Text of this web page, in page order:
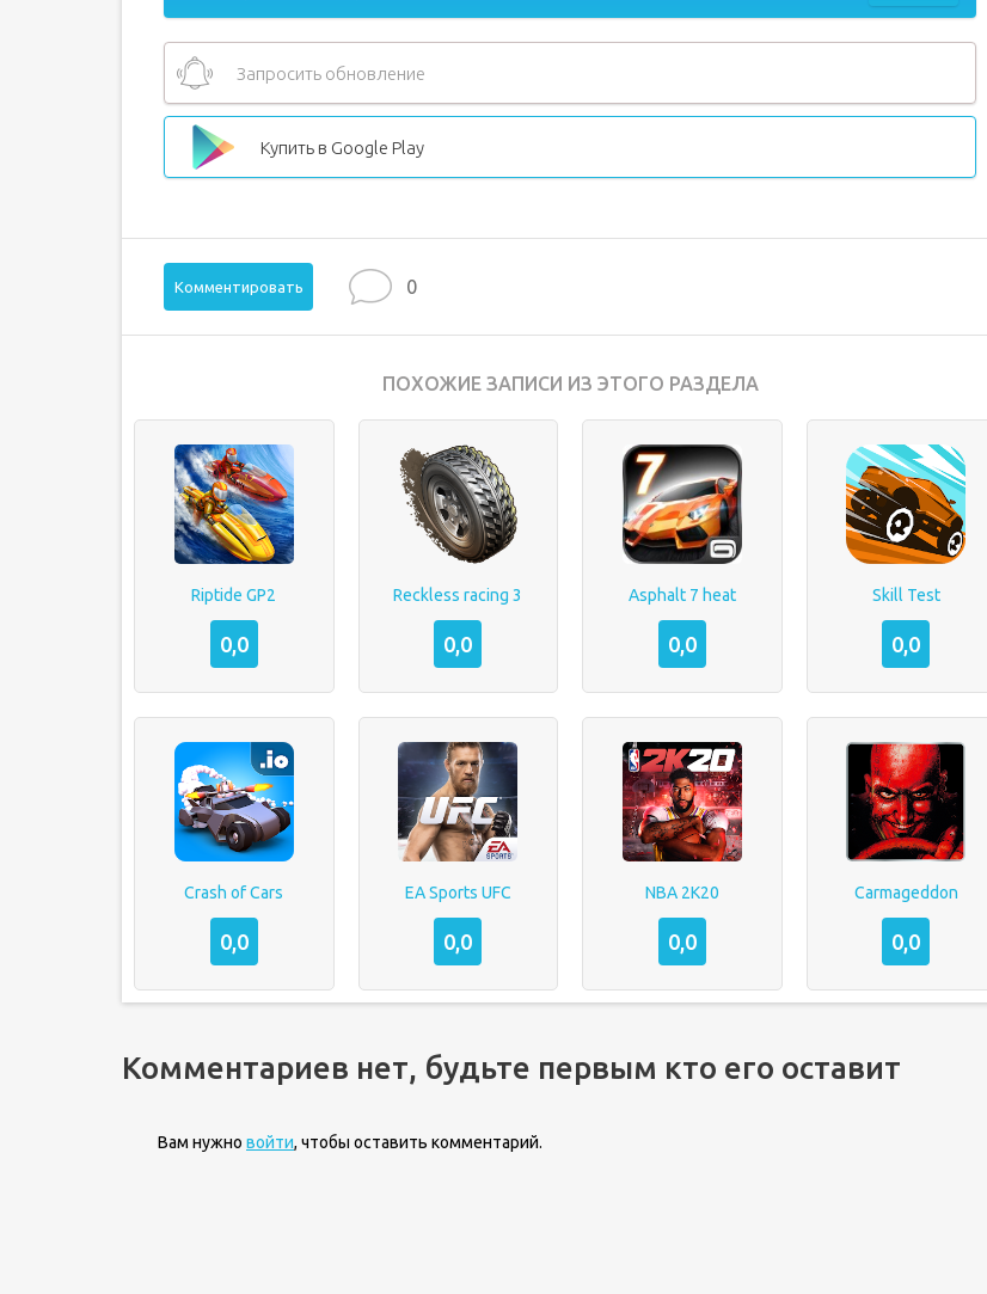
Запросить обновление
Купить в Google Play
Комментировать 0
ПОХОЖИЕ ЗАПИСИ ИЗ ЭТОГО РАЗДЕЛА
Riptide GP2
0,0
Reckless racing 3
0,0
Asphalt 7 heat
0,0
Skill Test
0,0
Crash of Cars
0,0
EA Sports UFC
0,0
NBA 2K20
0,0
Carmageddon
0,0
Комментариев нет, будьте первым кто его оставит
Вам нужно войти, чтобы оставить комментарий.